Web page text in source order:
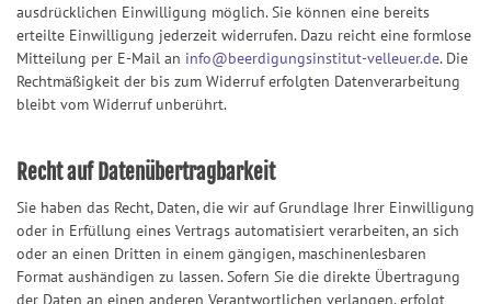
ausdrücklichen Einwilligung möglich. Sie können eine bereits
erteilte Einwilligung jederzeit widerrufen. Dazu reicht eine formlose
Mitteilung per E-Mail an info@beerdigungsinstitut-velleuer.de. Die
Rechtmäßigkeit der bis zum Widerruf erfolgten Datenverarbeitung
bleibt vom Widerruf unberührt.
Recht auf Datenübertragbarkeit
Sie haben das Recht, Daten, die wir auf Grundlage Ihrer Einwilligung
oder in Erfüllung eines Vertrags automatisiert verarbeiten, an sich
oder an einen Dritten in einem gängigen, maschinenlesbaren
Format aushändigen zu lassen. Sofern Sie die direkte Übertragung
der Daten an einen anderen Verantwortlichen verlangen, erfolgt